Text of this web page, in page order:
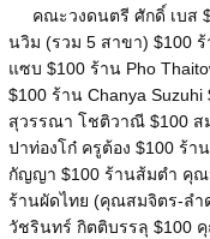
คณะวงดนตรี ศักดิ์ เบส
นวิม (รวม 5 สาขา) $100
แซบ $100 ร้าน Pho
$100 ร้าน Chanya
สุวรรณา โชติวาณี $100 ส
ปาท่องโก๋ ครูต้อง $100 ร้
กัญญา $100 ร้านส้มตำ คุณ
ร้านผัดไทย (คุณสมจิตร-ลำ
วัชรินทร์ กิตติบรรลุ $100